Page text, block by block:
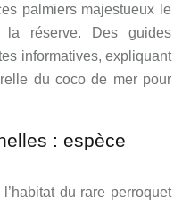
palmiers majestueux le
réserve. Des guides
informatives, expliquant
du coco de mer pour
: espèce
du rare perroquet